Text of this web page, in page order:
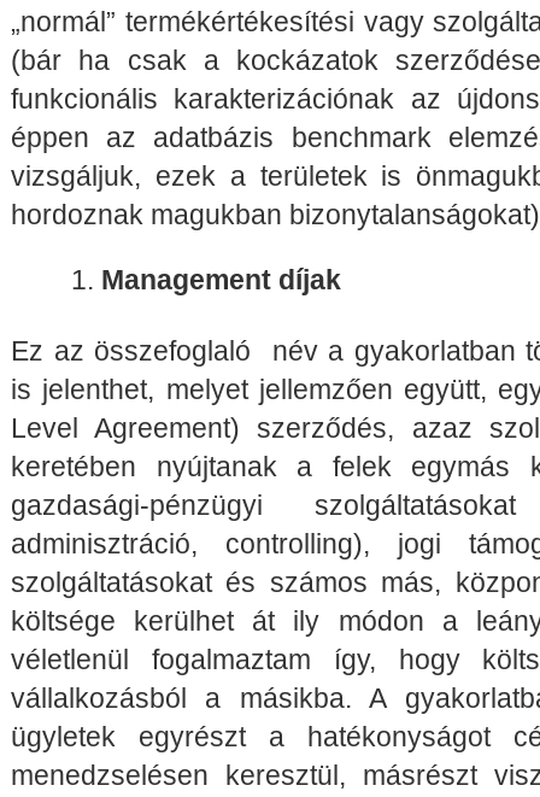
„normál” termékértékesítési vagy
(bár ha csak a kockázatok
funkcionális karakterizációnak az
éppen az adatbázis benchmark
vizsgáljuk, ezek a területek is
hordoznak magukban
Management díjak
Ez az összefoglaló név a gyakorlatban
is jelenthet, melyet jellemzően együtt,
Level Agreement) szerződés, azaz
keretében nyújtanak a felek egymás
gazdasági-pénzügyi
adminisztráció, controlling), jogi
szolgáltatásokat és számos más,
költsége kerülhet át ily módon a
véletlenül fogalmaztam így, hogy
vállalkozásból a másikba. A
ügyletek egyrészt a hatékonyságot
menedzselésen keresztül, másrészt